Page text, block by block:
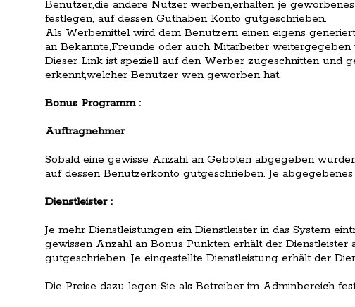
Benutzer,die andere Nutzer werben,erhalten je
festlegen, auf dessen Guthaben Konto gutgeschrieben.
Als Werbemittel wird dem Benutzern einen eigens
an Bekannte,Freunde oder auch Mitarbeiter weitergegeben
Dieser Link ist speziell auf den Werber zugeschnitten und
erkennt,welcher Benutzer wen geworben hat.
Bonus Programm :
Auftragnehmer
Sobald eine gewisse Anzahl an Geboten abgegeben
auf dessen Benutzerkonto gutgeschrieben. Je
Dienstleister :
Je mehr Dienstleistungen ein Dienstleister in das System
gewissen Anzahl an Bonus Punkten erhält der
gutgeschrieben. Je eingestellte Dienstleistung erhält der
Die Preise dazu legen Sie als Betreiber im Adminbereich